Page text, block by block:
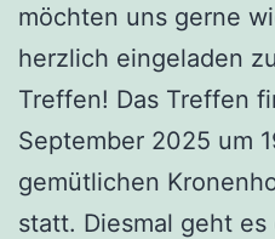
möchten uns gerne
herzlich eingeladen
Treffen! Das Treffen
September 2025 um
gemütlichen
statt. Diesmal geht es